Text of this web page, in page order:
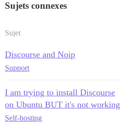
Sujets connexes
Sujet
Discourse and Noip
Support
I am trying to install Discourse
on Ubuntu BUT it's not working
Self-hosting